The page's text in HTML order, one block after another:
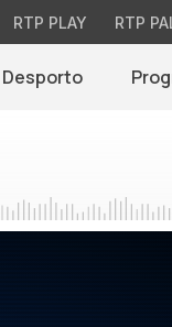
RTP PLAY RTP
Desporto